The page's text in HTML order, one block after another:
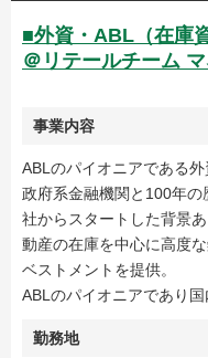
■外資・ABL（在庫
＠リテールチーム
事業内容
ABLのパイオニアである
政府系金融機関と100年
社からスタートした背景あ
動産の在庫を中心に高度
ベストメントを提供。
ABLのパイオニアであり国
勤務地